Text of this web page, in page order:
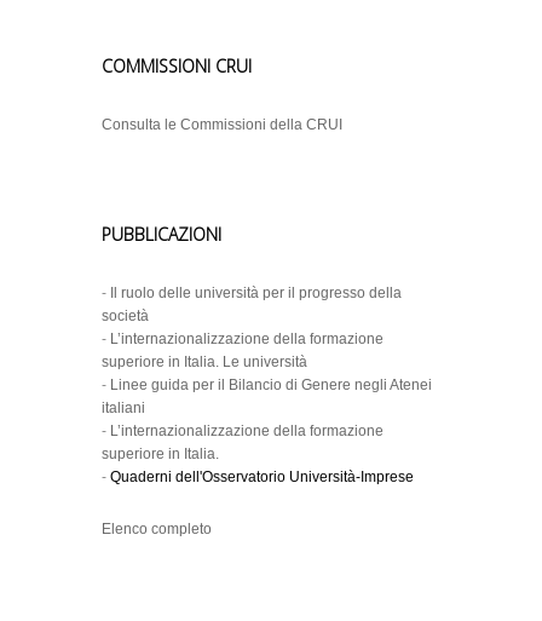
COMMISSIONI CRUI
Consulta le Commissioni della CRUI
PUBBLICAZIONI
-
Il ruolo delle università per il progresso della
società
- L’internazionalizzazione della formazione
superiore in Italia. Le università
- Linee guida per il Bilancio di Genere negli Atenei
italiani
- L’internazionalizzazione della formazione
superiore in Italia.
- Quaderni dell'Osservatorio Università-Imprese
Elenco completo